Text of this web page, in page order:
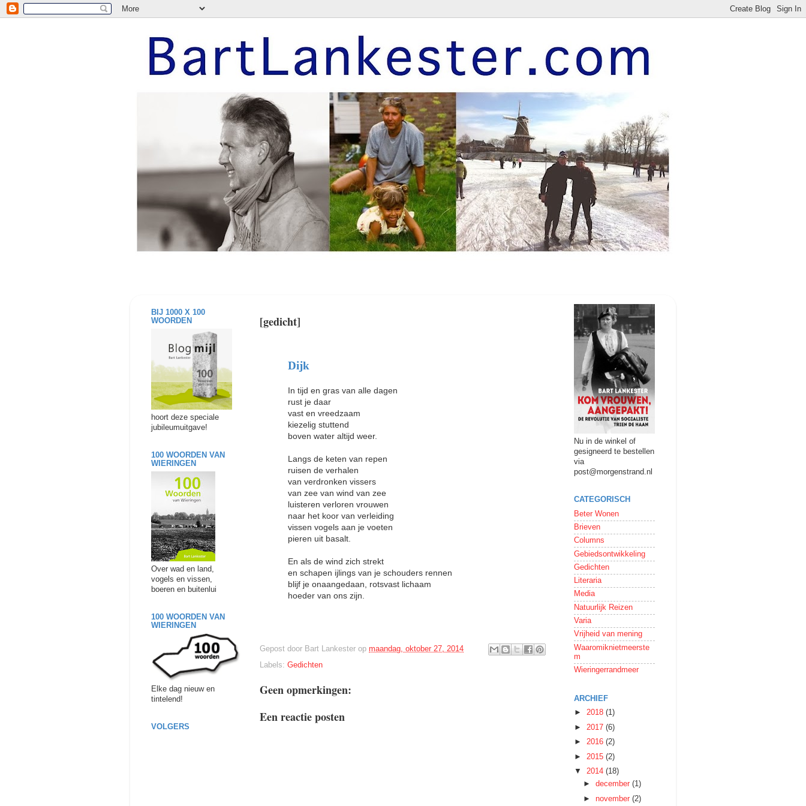
[gedicht]
Dijk
In tijd en gras van alle dagen
rust je daar
vast en vreedzaam
kiezelig stuttend
boven water altijd weer.
Langs de keten van repen
ruisen de verhalen
van verdronken vissers
van zee van wind van zee
luisteren verloren vrouwen
naar het koor van verleiding
vissen vogels aan je voeten
pieren uit basalt.
En als de wind zich strekt
en schapen ijlings van je schouders rennen
blijf je onaangedaan, rotsvast lichaam
hoeder van ons zijn.
Gepost door Bart Lankester op maandag, oktober 27, 2014
Labels: Gedichten
Geen opmerkingen:
Een reactie posten
BIJ 1000 X 100
WOORDEN
hoort deze speciale
jubileumuitgave!
100 WOORDEN VAN
WIERINGEN
Over wad en land,
vogels en vissen,
boeren en buitenlui
100 WOORDEN VAN
WIERINGEN
Elke dag nieuw en
tintelend!
VOLGERS
Nu in de winkel of
gesigneerd te bestellen
via
post@morgenstrand.nl
CATEGORISCH
Beter Wonen
Brieven
Columns
Gebiedsontwikkeling
Gedichten
Literaria
Media
Natuurlijk Reizen
Varia
Vrijheid van mening
Waaromiknietmeerste
m
Wieringerrandmeer
ARCHIEF
► 2018 (1)
► 2017 (6)
► 2016 (2)
► 2015 (2)
▼ 2014 (18)
►december(1)
►november(2)